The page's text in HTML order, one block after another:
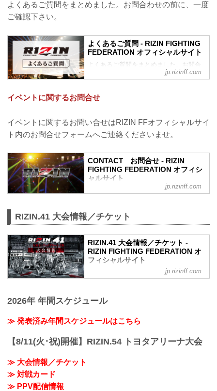
よくあるご質問をまとめました。お問合わせの前に、一度
ご確認下さい。
よくあるご質問 - RIZIN FIGHTING
FEDERATION オフィシャルサイト
よくあるご質問をまとめました。お問合
わせの前に、一度ご確認下さい。
Q.1 より良い席で観戦したいのですが、
どの先行でチケットを買うと一番良い席
A. より良い席のご案内は、以下の順番と
なります。
①ファンクラブ先行（超強者→強者）/
②先行販売（オフィシャルサイト先行・
プレイガイド先行・番組・チラシ等 順不
同）
③各プレイガイドの一般発売
※予約流れや演出の変更などで前後する
※各選手販...
jp.rizinff.com
イベントに関するお問合せ
イベントに関するお問い合せはRIZIN FFオフィシャルサイ
ト内のお問合せフォームへご連絡くださいませ。
CONTACT お問合せ - RIZIN
FIGHTING FEDERATION オフィシ
ャルサイト
RIZIN FIGHTING FEDERATION オフィシ
「RIZIN FIGHTING FEDERATION」（ラ
ン）の情報・加盟団体について発信して
いきます。
jp.rizinff.com
RIZIN.41 大会情報／チケット
RIZIN.41 大会情報／チケット -
RIZIN FIGHTING FEDERATION オ
フィシャルサイト
14:00開始（予定）
RIZIN FFオフィシャルサイトにてご案内
終了予定時間
19:00〜20:00頃
jp.rizinff.com
2026年 年間スケジュール
≫ 発表済み年間スケジュールはこちら
【8/11(火･祝)開催】RIZIN.54 トヨタアリーナ大会
≫ 大会情報／チケット
≫ 対戦カード
≫ PPV配信情報